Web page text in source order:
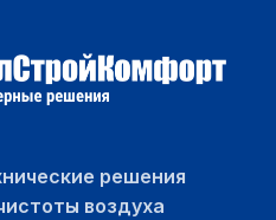
решения
воздуха